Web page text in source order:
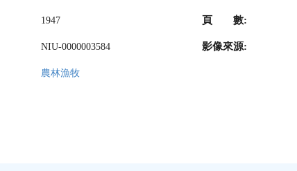
1947 頁 數:
NIU-0000003584 影像來源:
農林漁牧